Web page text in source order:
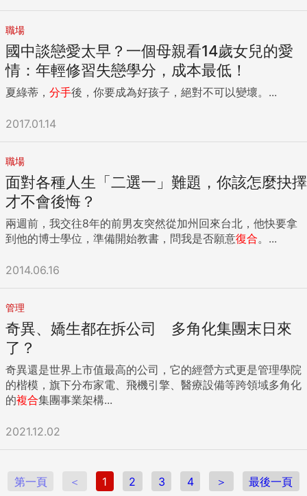
職場
國中談戀愛太早？一個母親看14歲女兒的愛
情：年輕修習失戀學分，成本最低！
夏綠蒂， 分手後，你要成為好孩子，絕對不可以變壞。...
2017.01.14
職場
面對各種人生「二選一」難題，你該怎麼抉擇
才不會後悔？
兩週前，我交往8年的前男友突然從加州回來台北，他快要拿
到他的博士學位，準備開始教書，問我是否願意復合。...
2014.06.16
管理
奇異、嬌生都在拆公司 多角化集團末日來
了？
奇異還是世界上市值最高的公司，它的經營方式更是管理學院
的楷模，旗下分布家電、飛機引擎、醫療設備等跨領域多角化
的複合集團事業架構...
2021.12.02
第一頁 ＜ 1 2 3 4 ＞ 最後一頁